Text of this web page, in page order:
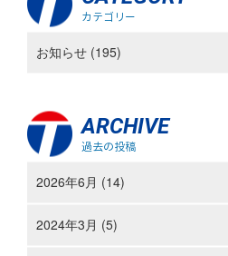
カテゴリー
お知らせ (195)
ARCHIVE
過去の投稿
2026年6月 (14)
2024年3月 (5)